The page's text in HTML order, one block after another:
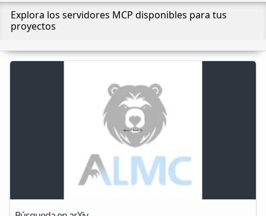
Explora los servidores MCP disponibles para tus
proyectos